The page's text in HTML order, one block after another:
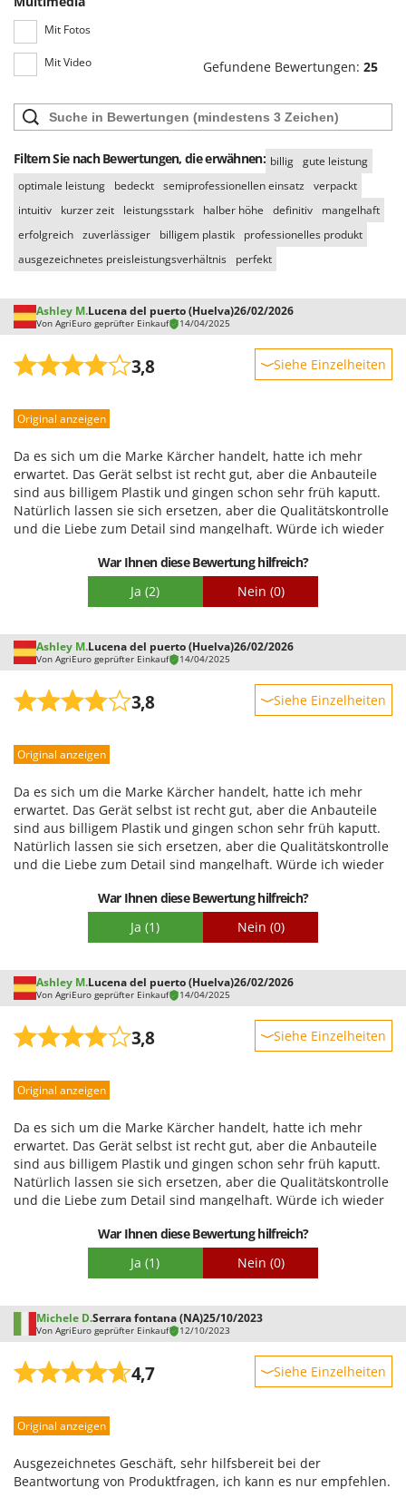
Mit Fotos
Mit Video Gefundene Bewertungen: 25
Filtern Sie nach Bewertungen, die erwähnen: billig gute leistung
optimale leistung
bedeckt semiprofessionellen einsatz
verpackt
intuitiv
kurzer zeit leistungsstark halber höhe definitiv
mangelhaft
erfolgreich zuverlässiger billigem plastik
professionelles produkt
ausgezeichnetes preisleistungsverhältnis
perfekt
Ashley M.Lucena del puerto (Huelva)26/02/2026
Von AgriEuro geprüfter Einkauf 14/04/2025
3,8 Siehe Einzelheiten
Leistung
Qualität / Preis
Schwierigkeitsgrad Zusammenbau
Verpackung
Original anzeigen
Da es sich um die Marke Kärcher handelt, hatte ich mehr
erwartet. Das Gerät selbst ist recht gut, aber die Anbauteile
sind aus billigem Plastik und gingen schon sehr früh kaputt.
Natürlich lassen sie sich ersetzen, aber die Qualitätskontrolle
und die Liebe zum Detail sind mangelhaft. Würde ich wieder
Konkurrenz ansehen.War Ihnen diese Bewertung hilfreich?
Ja (2) Nein (0)
Ashley M.Lucena del puerto (Huelva)26/02/2026
Von AgriEuro geprüfter Einkauf 14/04/2025
3,8 Siehe Einzelheiten
Leistung
Qualität / Preis
Schwierigkeitsgrad Zusammenbau
Verpackung
Original anzeigen
Da es sich um die Marke Kärcher handelt, hatte ich mehr
erwartet. Das Gerät selbst ist recht gut, aber die Anbauteile
sind aus billigem Plastik und gingen schon sehr früh kaputt.
Natürlich lassen sie sich ersetzen, aber die Qualitätskontrolle
und die Liebe zum Detail sind mangelhaft. Würde ich wieder
Konkurrenz ansehen.War Ihnen diese Bewertung hilfreich?
Ja (1) Nein (0)
Ashley M.Lucena del puerto (Huelva)26/02/2026
Von AgriEuro geprüfter Einkauf 14/04/2025
3,8 Siehe Einzelheiten
Leistung
Qualität / Preis
Schwierigkeitsgrad Zusammenbau
Verpackung
Original anzeigen
Da es sich um die Marke Kärcher handelt, hatte ich mehr
erwartet. Das Gerät selbst ist recht gut, aber die Anbauteile
sind aus billigem Plastik und gingen schon sehr früh kaputt.
Natürlich lassen sie sich ersetzen, aber die Qualitätskontrolle
und die Liebe zum Detail sind mangelhaft. Würde ich wieder
Konkurrenz ansehen.War Ihnen diese Bewertung hilfreich?
Ja (1) Nein (0)
Michele D.Serrara fontana (NA)25/10/2023
Von AgriEuro geprüfter Einkauf 12/10/2023
4,7 Siehe Einzelheiten
Leistung
Qualität / Preis
Original anzeigen
Ausgezeichnetes Geschäft, sehr hilfsbereit bei der
Beantwortung von Produktfragen, ich kann es nur empfehlen.